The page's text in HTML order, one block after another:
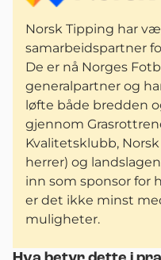
Norsk Tipping har
samarbeidspartner
De er nå Norges
generalpartner og
løfte både bredden
gjennom
Kvalitetsklubb,
herrer) og
inn som sponsor for
er det ikke minst
muligheter.